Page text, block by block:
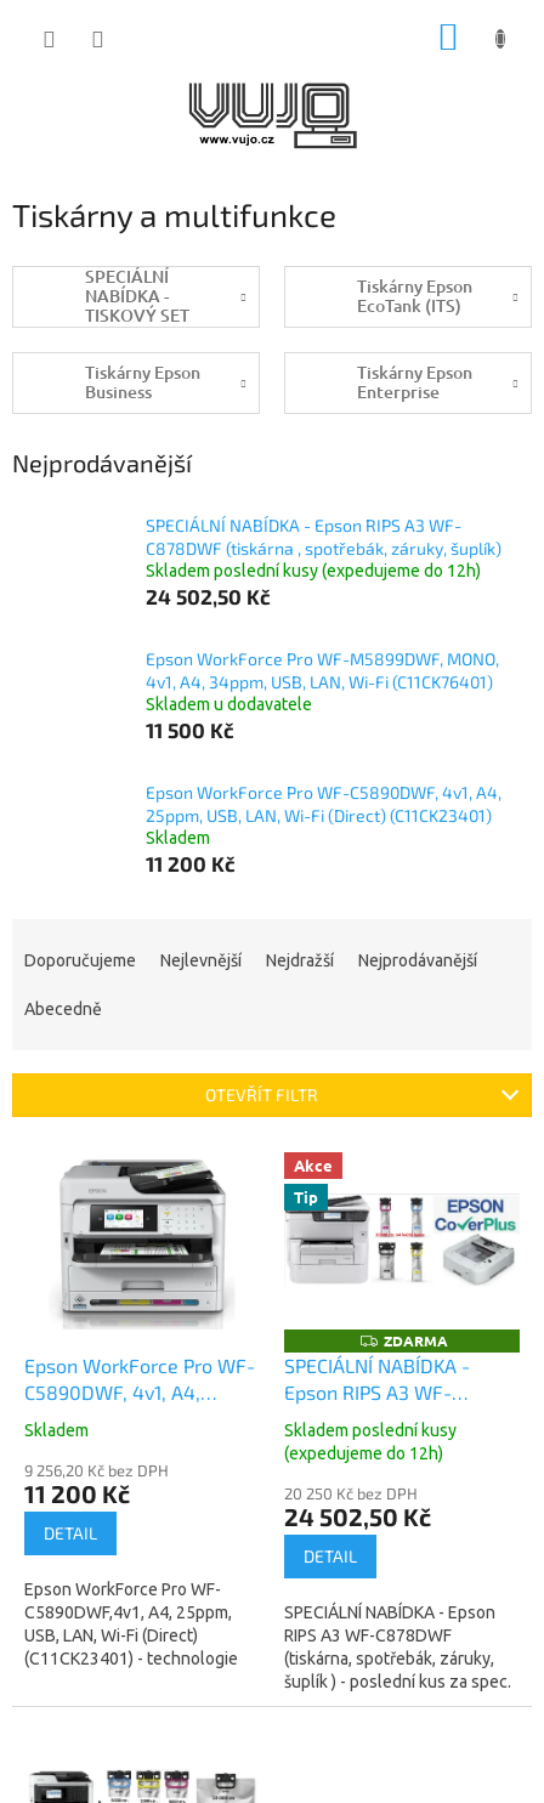
Tiskárny a multifunkce
SPECIÁLNÍ
NABÍDKA -
TISKOVÝ SET
(tiskárna RIPS A4
+ spotřebák
10k/5k + záruka
36měs)
Tiskárny Epson
EcoTank (ITS)
Tiskárny Epson
Business
Tiskárny Epson
Enterprise
Nejprodávanější
SPECIÁLNÍ NABÍDKA - Epson RIPS A3 WF-
C878DWF (tiskárna , spotřebák, záruky, šuplík)
Skladem poslední kusy (expedujeme do 12h)
24 502,50 Kč
Epson WorkForce Pro WF-M5899DWF, MONO,
4v1, A4, 34ppm, USB, LAN, Wi-Fi (C11CK76401)
Skladem u dodavatele
11 500 Kč
Epson WorkForce Pro WF-C5890DWF, 4v1, A4,
25ppm, USB, LAN, Wi-Fi (Direct) (C11CK23401)
Skladem
11 200 Kč
r
Doporučujeme Nejlevnější Nejdražší Nejprodávanější
Abecedně
OTEVŘÍT FILTR
Epson WorkForce Pro WF-
C5890DWF, 4v1, A4,
25ppm, USB, LAN, Wi-Fi
Skladem
9 256,20 Kč bez DPH
11 200 Kč
DETAIL
Epson WorkForce Pro WF-
C5890DWF,4v1, A4, 25ppm,
USB, LAN, Wi-Fi (Direct)
(C11CK23401) - technologie
27W (žárovka) (záruka 12
Akce
Tip
Z
D
A
R
A
ZDARMA
SPECIÁLNÍ NABÍDKA -
Epson RIPS A3 WF-
C878DWF (tiskárna ,
spotřebák, záruky, šuplík)
Skladem poslední kusy
(expedujeme do 12h)
20 250 Kč bez DPH
24 502,50 Kč
DETAIL
SPECIÁLNÍ NABÍDKA - Epson
RIPS A3 WF-C878DWF
(tiskárna, spotřebák, záruky,
šuplík ) - poslední kus za spec.
cenu Speciální nabídka